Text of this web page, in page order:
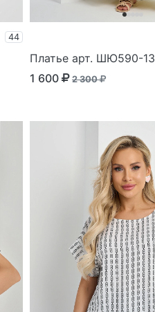
44
Платье арт. ШЮ590-13
1 600
2 300